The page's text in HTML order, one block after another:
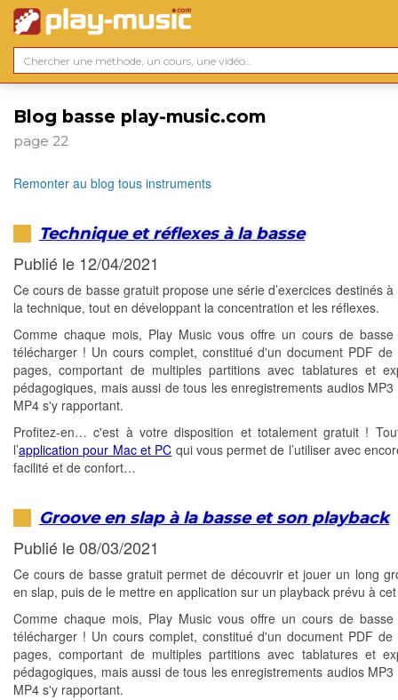
Blog basse play-music.com
page 22
Remonter au blog tous instruments
Technique et réflexes à la basse
Publié le 12/04/2021
Ce cours de basse gratuit propose une série d’exercices destinés
la technique, tout en développant la concentration et les réflexes.
Comme chaque mois, Play Music vous offre un cours de
télécharger ! Un cours complet, constitué d'un document PDF de
pages, comportant de multiples partitions avec tablatures et
pédagogiques, mais aussi de tous les enregistrements audios MP3
MP4 s'y rapportant.
Profitez-en… c'est à votre disposition et totalement gratuit !
l’application pour Mac et PC qui vous permet de l’utiliser avec
facilité et de confort…
Groove en slap à la basse et son playback
Publié le 08/03/2021
Ce cours de basse gratuit permet de découvrir et jouer un long
en slap, puis de le mettre en application sur un playback prévu à
Comme chaque mois, Play Music vous offre un cours de
télécharger ! Un cours complet, constitué d'un document PDF de
pages, comportant de multiples partitions avec tablatures et
pédagogiques, mais aussi de tous les enregistrements audios MP3
MP4 s'y rapportant.